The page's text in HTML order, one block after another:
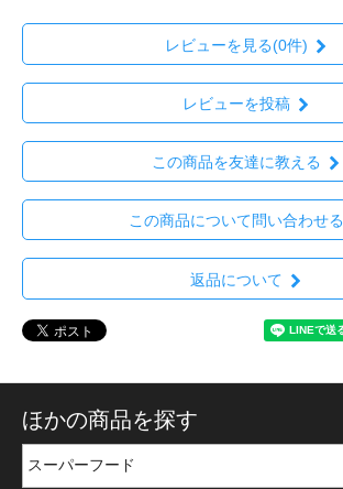
レビューを見る(0件)
レビューを投稿
この商品を友達に教える
この商品について問い合わせる
返品について
ほかの商品を探す